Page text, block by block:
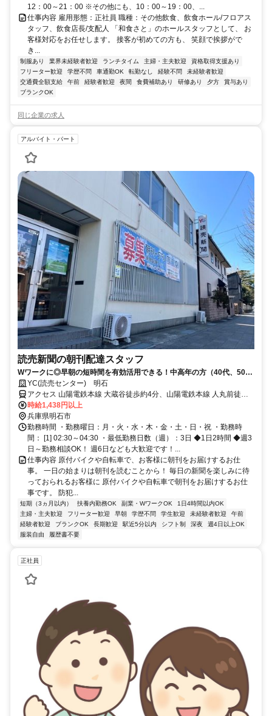
12：00～21：00 ※その他にも、10：00～19：00、...
仕事内容 雇用形態：正社員 職種：その他飲食、飲食ホール/フロアス
タッフ、飲食店長/支配人 「和食さと」のホールスタッフとして、 お
客様対応をお任せします。 接客が初めての方も、 笑顔で挨拶がで
き...
制服あり 業界未経験者歓迎 ランチタイム 主婦・主夫歓迎
資格取得支援あり
フリーター歓迎
学歴不問 車通勤OK 転勤なし 経験不問
未経験者歓迎
交通費全額支給
午前 経験者歓迎 夜間 食費補助あり 研修あり 夕方
賞与あり
ブランクOK
同じ企業の求人
アルバイト・パート
読売新聞の朝刊配達スタッフ
Wワークに◎早朝の短時間を有効活用できる！中高年の方（40代、50
代、60代）も活躍中！
YC(読売センター) 明石
アクセス 山陽電鉄本線 大蔵谷徒歩約4分、山陽電鉄本線 人丸前徒歩
約5分、山陽電鉄本線 山陽明石東出口徒歩約16分
時給1,438円以上
兵庫県明石市
勤務時間 ・勤務曜日：月・火・水・木・金・土・日・祝 ・勤務時
間： [1] 02:30～04:30 ・最低勤務日数（週）：3日 ◆1日2時間 ◆週3
日～勤務相談OK！ 週6日なども大歓迎です！...
仕事内容 原付バイクや自転車で、お客様に朝刊をお届けするお仕
事。 一日の始まりは朝刊を読むことから！ 毎日の新聞を楽しみに待
っておられるお客様に 原付バイクや自転車で朝刊をお届けするお仕
事です。 防犯...
短期（3ヵ月以内） 扶養内勤務OK 副業・WワークOK
1日4時間以内OK
主婦・主夫歓迎
フリーター歓迎 早朝 学歴不問 学生歓迎 未経験者歓迎
午前
経験者歓迎
ブランクOK 長期歓迎 駅近5分以内 シフト制 深夜
週4日以上OK
服装自由
履歴書不要
正社員